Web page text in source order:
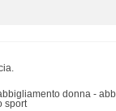
donna -
sport